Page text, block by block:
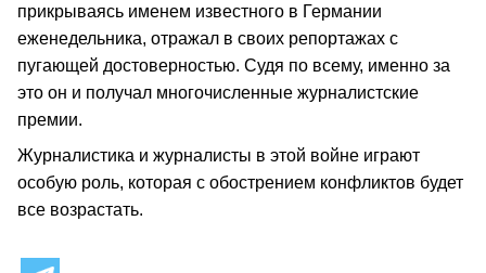
прикрываясь именем известного в Германии
еженедельника, отражал в своих репортажах с
пугающей достоверностью. Судя по всему, именно за
это он и получал многочисленные журналистские
премии.
Журналистика и журналисты в этой войне играют
особую роль, которая с обострением конфликтов будет
все возрастать.